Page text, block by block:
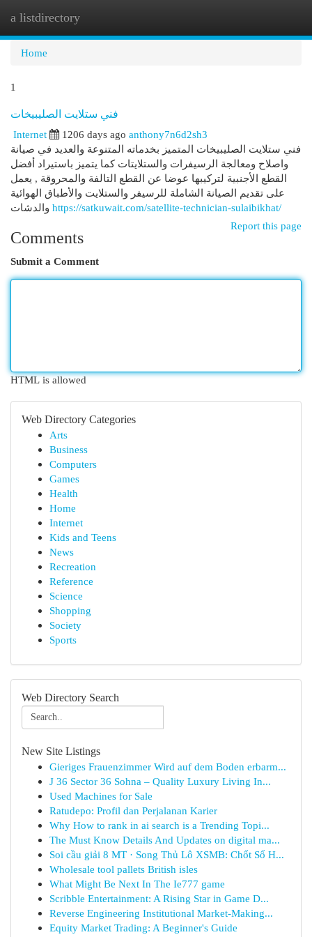
a listdirectory
Home
1
فني ستلايت الصليبيخات
Internet
1206 days ago anthony7n6d2sh3
فني ستلايت الصليبيخات المتميز بخدماته المتنوعة والعديد في صيانة
واصلاح ومعالجة الرسيفرات والستلايتات كما يتميز باستيراد أفضل
القطع الأجنبية لتركيبها عوضا عن القطع التالفة والمحروقة , يعمل
على تقديم الصيانة الشاملة للرسيفر والستلايت والأطباق الهوائية
https://satkuwait.com/satellite-technician-sulaibikhat/
Report this page
Comments
Submit a Comment
HTML is allowed
Web Directory Categories
Arts
Business
Computers
Games
Health
Home
Internet
Kids and Teens
News
Recreation
Reference
Science
Shopping
Society
Sports
Web Directory Search
New Site Listings
Gieriges Frauenzimmer Wird auf dem Boden erbarm...
J 36 Sector 36 Sohna – Quality Luxury Living In...
Used Machines for Sale
Ratudepo: Profil dan Perjalanan Karier
Why How to rank in ai search is a Trending Topi...
The Must Know Details And Updates on digital ma...
Soi cầu giải 8 MT · Song Thủ Lô XSMB: Chốt Số H...
Wholesale tool pallets British isles
What Might Be Next In The Ie777 game
Scribble Entertainment: A Rising Star in Game D...
Reverse Engineering Institutional Market-Making...
Equity Market Trading: A Beginner's Guide